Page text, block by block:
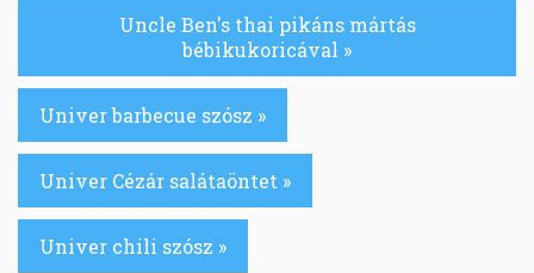
Uncle Ben's thai pikáns mártás
bébikukoricával »
Univer barbecue szósz »
Univer Cézár salátaöntet »
Univer chili szósz »